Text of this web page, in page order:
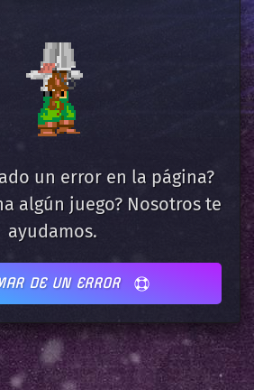
un error en la página?
algún juego? Nosotros te
ayudamos.
DE UN ERROR